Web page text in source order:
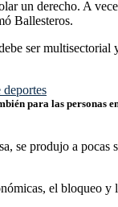
un derecho. A
Ballesteros.
ser multisectorial
para las personas
se produjo a
el bloqueo